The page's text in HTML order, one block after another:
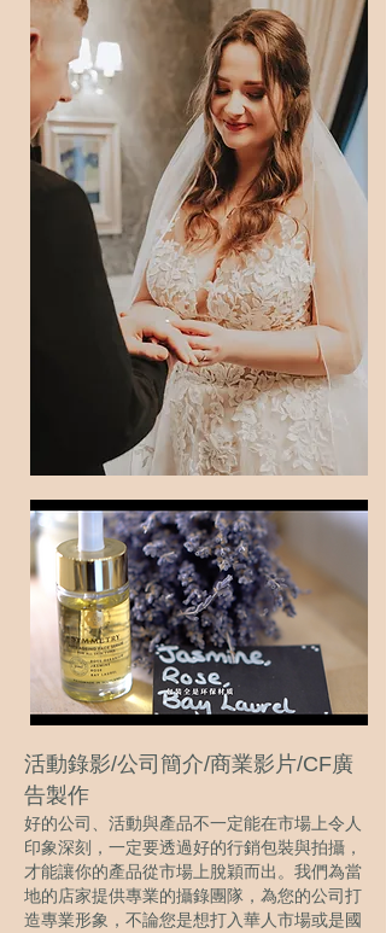
活動錄影/公司簡介/商業影片/CF廣
告製作
好的公司、活動與產品不一定能在市場上令人
印象深刻，一定要透過好的行銷包裝與拍攝，
才能讓你的產品從市場上脫穎而出。我們為當
地的店家提供專業的攝錄團隊，為您的公司打
造專業形象，不論您是想打入華人市場或是國